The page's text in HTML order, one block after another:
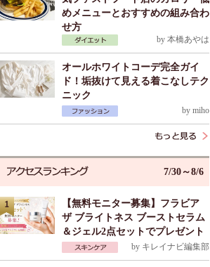
めメニューとおすすめの組み合わ
せ方
by 本橋あやは
オールホワイトコーデ完全ガイ
ド！垢抜けて見える着こなしテク
ニック
by miho
7/30～8/6
【無料モニター募集】フラビア
ザ ブライトネス ブーストセラム
＆ジェル2点セットでプレゼント
by キレイナビ編集部